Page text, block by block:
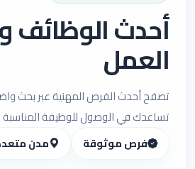
أحدث
العمل
تصفح أحدث الفرص المهنية عبر بحث
تساعدك في الوصول للوظيفة
فرص موثوقة مدن